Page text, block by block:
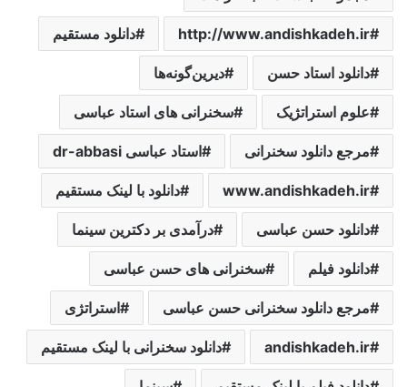
http://www.andishkadeh.ir دانلود مستقیم
دانلود استاد حسن دیرین‌گونه‌ها‌
علوم استراتژیک سخنرانی های استاد عباسی
مرجع دانلود سخنرانی استاد عباسی dr-abbasi
www.andishkadeh.ir دانلود با لینک مستقیم
دانلود حسن عباسی درآمدی ‌بر‌ دکترین ‌سینما‌
دانلود فیلم سخنرانی های حسن عباسی
مرجع دانلود سخنرانی حسن عباسی استراتژی
andishkadeh.ir دانلود سخنرانی با لینک مستقیم